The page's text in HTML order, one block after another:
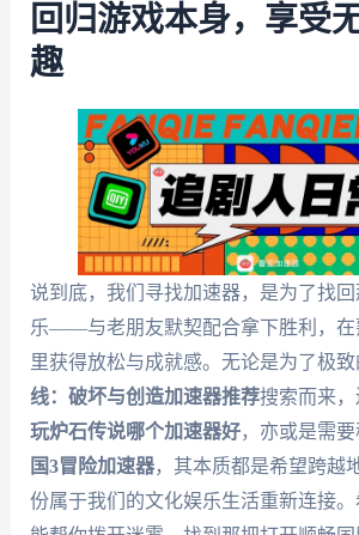
回归游戏本身，享受
趣
说到底，我们寻找加速器，是为了找
乐——与老朋友默契配合拿下胜利，在
里获得放松与成就感。无论是为了极致
线：破坏与创造加速器推荐搜索而来
玩炉石传说哪个加速器好，亦或是需要
国3冒险加速器，其本质都是希望跨越
份属于我们的文化娱乐生活重新连接。